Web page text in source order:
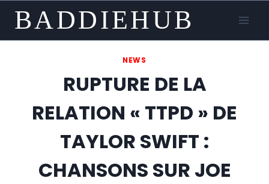
content
BADDIEHUB
NEWS
RUPTURE DE LA
RELATION « TTPD » DE
TAYLOR SWIFT :
CHANSONS SUR JOE